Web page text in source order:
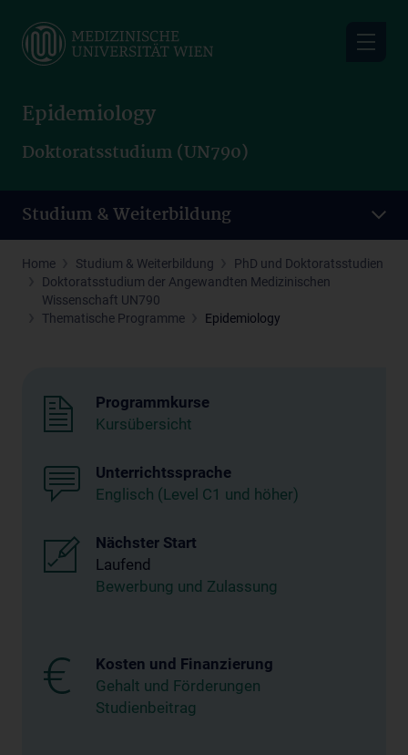
main
Epidemiology
Doktoratsstudium (UN790)
Studium & Weiterbildung
Home Studium & Weiterbildung
PhD und Doktoratsstudien
Doktoratsstudium der Angewandten Medizinischen
Wissenschaft UN790
Thematische Programme
Epidemiology
Programmkurse
Kursübersicht
Unterrichtssprache
Englisch (Level C1 und höher)
Nächster Start
Laufend
Bewerbung und Zulassung
Kosten und Finanzierung
Gehalt und Förderungen
Studienbeitrag